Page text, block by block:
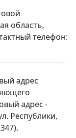
область,
телефон:
адрес
адрес -
Республики,